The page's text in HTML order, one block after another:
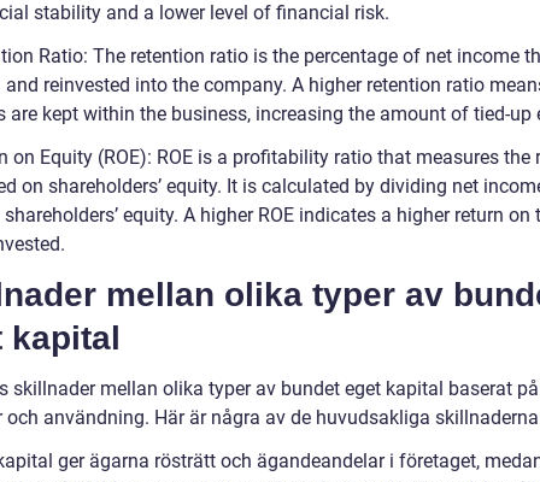
stability and a lower level of financial risk.
Ratio: The retention ratio is the percentage of net income
and reinvested into the company. A higher retention ratio
are kept within the business, increasing the amount of tied-up
on Equity (ROE): ROE is a profitability ratio that measures the
on shareholders’ equity. It is calculated by dividing net
equity. A higher ROE indicates a higher return on
mellan olika typer av
kapital
skillnader mellan olika typer av bundet eget kapital baserat
och användning. Här är några av de huvudsakliga
ger ägarna rösträtt och ägandeandelar i företaget,